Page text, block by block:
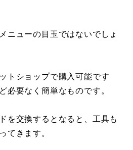
ニューの目玉ではないでしょ
トショップで購入可能です
必要なく簡単なものです。
を交換するとなると、工具も
てきます。